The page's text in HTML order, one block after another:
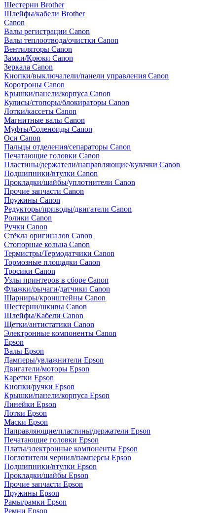
Шестерни Brother
Шлейфы/кабели Brother
Canon
Валы регистрации Canon
Валы теплоотвода/очистки Canon
Вентиляторы Canon
Замки/Крюки Canon
Зеркала Canon
Кнопки/выключалели/панели управления Canon
Коротроны Canon
Крышки/панели/корпуса Canon
Кулисы/стопоры/блокираторы Canon
Лотки/кассеты Canon
Магнитные валы Canon
Муфты/Соленоиды Canon
Оси Canon
Пальцы отделения/сепараторы Canon
Печатающие головки Canon
Пластины/держатели/направляющие/кулачки Canon
Подшипники/втулки Canon
Прокладки/шайбы/уплотнители Canon
Прочие запчасти Canon
Пружины Canon
Редукторы/приводы/двигатели Canon
Ролики Canon
Ручки Canon
Стёкла оригиналов Canon
Стопорные кольца Canon
Термистры/Термодатчики Canon
Тормозные площадки Canon
Тросики Canon
Узлы принтеров в сборе Canon
Флажки/рычаги/датчики Canon
Шарниры/кронштейны Canon
Шестерни/шкивы Canon
Шлейфы/Кабели Canon
Щетки/антистатики Canon
Электронные компоненты Canon
Epson
Валы Epson
Дамперы/увлажнители Epson
Двигатели/моторы Epson
Каретки Epson
Кнопки/ручки Epson
Крышки/панели/корпуса Epson
Линейки Epson
Лотки Epson
Маски Epson
Направляющие/пластины/держатели Epson
Печатающие головки Epson
Платы/электронные компоненты Epson
Поглотители чернил/памперсы Epson
Подшипники/втулки Epson
Прокладки/шайбы Epson
Прочие запчасти Epson
Пружины Epson
Рамы/рамки Epson
Ремни Epson